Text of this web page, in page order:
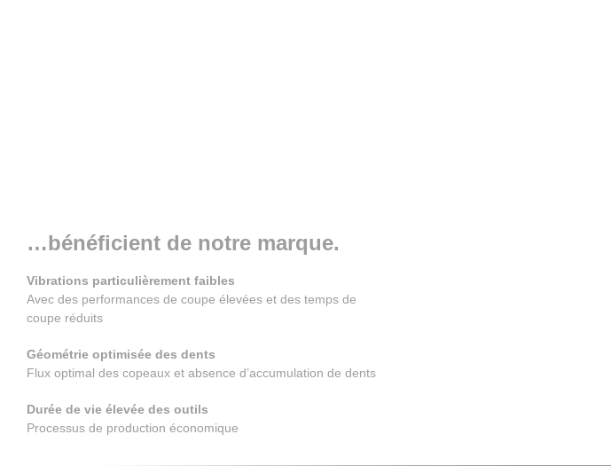
…bénéficient de notre marque.
Vibrations particulièrement faibles
Avec des performances de coupe élevées et des temps de
coupe réduits
Géométrie optimisée des dents
Flux optimal des copeaux et absence d’accumulation de dents
Durée de vie élevée des outils
Processus de production économique